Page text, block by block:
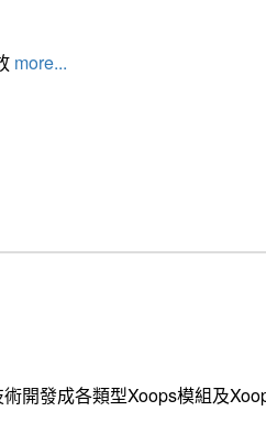
more...
開發成各類型Xoops模組及